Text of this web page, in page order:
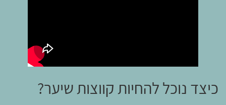
כיצד נוכל להחיות קווצות שיער?